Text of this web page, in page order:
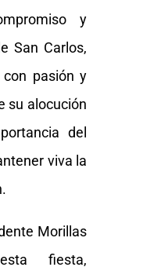
y
San Carlos,
pasión y
su alocución
del
viva la
Morillas
fiesta,